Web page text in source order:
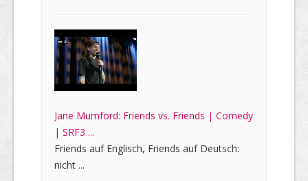
Jane Mumford: Friends vs. Friends | Comedy
| SRF3 ...
Friends auf Englisch, Friends auf Deutsch:
nicht ...